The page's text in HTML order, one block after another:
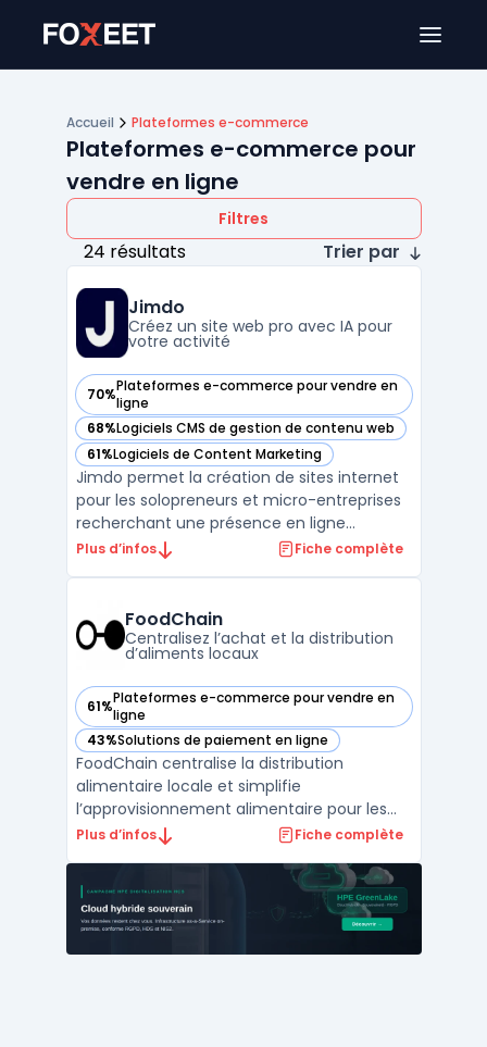
Accueil Plateformes e-commerce
Plateformes e-commerce pour
vendre en ligne
Filtres
24 résultats Trier par
Jimdo
Créez un site web pro avec IA pour
votre activité
70%Plateformes e-commerce pour vendre en
ligne
— voir Jimdo dans cette catégorie
68%Logiciels CMS de gestion de contenu web
— voir Jimdo dans cette catégorie
61%Logiciels de Content Marketing
— voir Jimdo dans cette catégorie
Jimdo permet la création de sites internet
pour les solopreneurs et micro-entreprises
recherchant une présence en ligne
structurée sans nécessité de compétences
les tâches liées à la présence digitale, parmi
lesq ...
Plus d’infos Fiche complète
FoodChain
Centralisez l’achat et la distribution
d’aliments locaux
61%Plateformes e-commerce pour vendre en
ligne
— voir FoodChain dans cette catégorie
43%Solutions de paiement en ligne
— voir FoodChain dans cette catégorie
FoodChain centralise la distribution
alimentaire locale et simplifie
l’approvisionnement alimentaire pour les
professionnels. Cette application mobile
seule interface, avec un accès direct à un
catalogue local vérifié. Les producteurs
locaux peuvent ains ...
Plus d’infos Fiche complète